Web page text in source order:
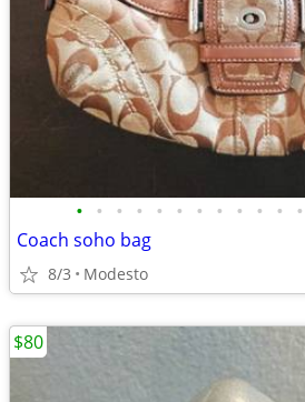
• • • • • • • • • • • •
Coach soho bag
8/3 Modesto
$80